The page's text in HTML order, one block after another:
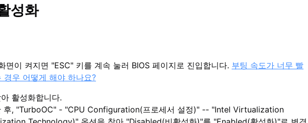
성화
면이 켜지면 "ESC" 키를 계속 눌러 BIOS 페이지로 진입합니다. 부팅 속도가 너무 빨
경우 어떻게 해야 하나요?
활성화합니다.
후, "TurboOC" - "CPU Configuration(프로세서 설정)" -- "Intel Virtualization